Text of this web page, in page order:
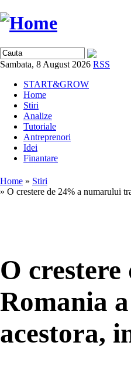
Sambata, 8 August 2026 RSS
START&GROW
Home
Stiri
Analize
Tutoriale
Antreprenori
Idei
Finantare
Home » Stiri
» O crestere de 24% a numarului
O
Romania
acestora,